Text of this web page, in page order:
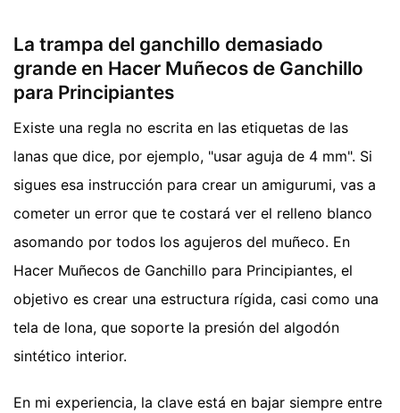
La trampa del ganchillo demasiado
grande en Hacer Muñecos de Ganchillo
para Principiantes
Existe una regla no escrita en las etiquetas de las
lanas que dice, por ejemplo, "usar aguja de 4 mm". Si
sigues esa instrucción para crear un amigurumi, vas a
cometer un error que te costará ver el relleno blanco
asomando por todos los agujeros del muñeco. En
Hacer Muñecos de Ganchillo para Principiantes, el
objetivo es crear una estructura rígida, casi como una
tela de lona, que soporte la presión del algodón
sintético interior.
En mi experiencia, la clave está en bajar siempre entre